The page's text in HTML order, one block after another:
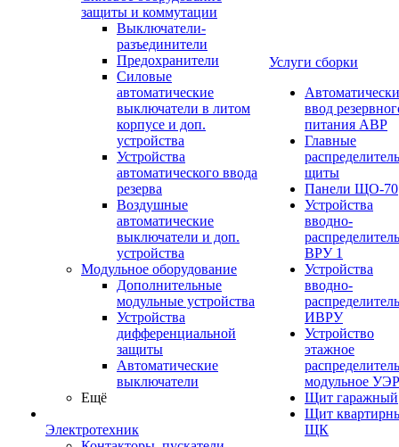
защиты и коммутации
Выключатели-
разъединители
Предохранители
Силовые
автоматические
выключатели в литом
корпусе и доп.
устройства
Устройства
автоматического ввода
резерва
Воздушные
автоматические
выключатели и доп.
устройства
Модульное оборудование
Дополнительные
модульные устройства
Устройства
дифференциальной
защиты
Автоматические
выключатели
Ещё
Электротехник
Услуги сборки
ввод
питания АВР
Главные
щиты
Панели ЩО-70
Устройства
вводно-
ВРУ 1
Устройства
вводно-
ИВРУ
Устройство
этажное
модульное
Щит гаражный
Щит
ЩК